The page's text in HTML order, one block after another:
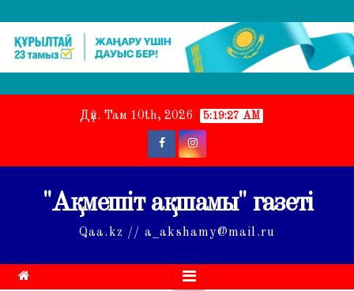
Дүй. Там 10th, 2026 5:19:28 AM
"Ақмешіт ақшамы" газеті
Qaa.kz // a_akshamy@mail.ru